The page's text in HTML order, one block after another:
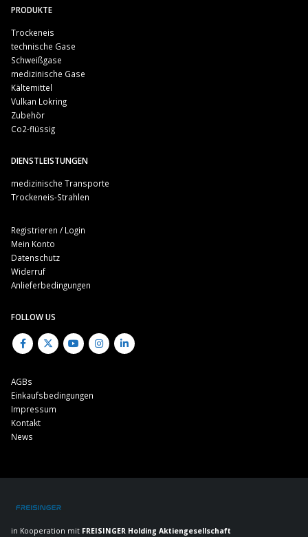
PRODUKTE
Trockeneis
technische Gase
Schweißgase
medizinische Gase
Kältemittel
Vulkan Lokring
Zubehör
Co2-flüssig
DIENSTLEISTUNGEN
medizinische Transporte
Trockeneis-Strahlen
Registrieren / Login
Mein Konto
Datenschutz
Widerruf
Anlieferbedingungen
FOLLOW US
AGBs
Einkaufsbedingungen
Impressum
Kontakt
News
in Kooperation mit FREISINGER Holding Aktiengesellschaft